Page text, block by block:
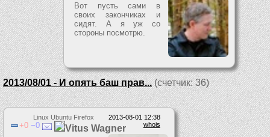
Вот пусть сами в
своих закончиках и
сидят. А я уж со
стороны посмотрю.
2013/08/01 - И опять баш прав...(счетчик: 36)
2013-08-01 12:38
Linux Ubuntu Firefox
whois
0 0 Vitus Wagner